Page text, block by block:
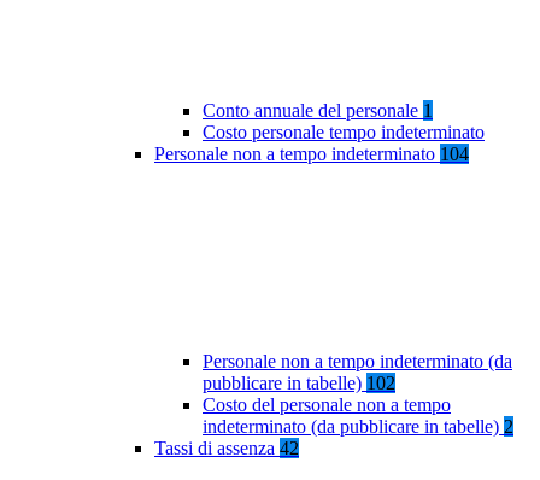
Conto annuale del personale 1
Costo personale tempo indeterminato
Personale non a tempo indeterminato 104
Personale non a tempo indeterminato (da
pubblicare in tabelle) 102
Costo del personale non a tempo
indeterminato (da pubblicare in tabelle) 2
Tassi di assenza 42